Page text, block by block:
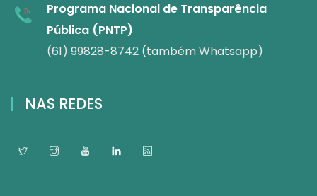
Programa Nacional de Transparência
Pública (PNTP)
(61) 99828-8742 (também Whatsapp)
NAS REDES